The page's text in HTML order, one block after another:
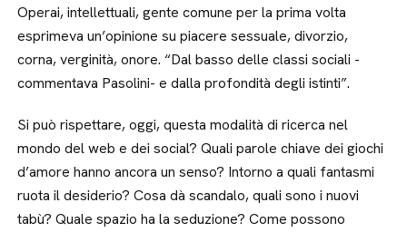
Operai, intellettuali, gente comune per la prima volta
esprimeva un’opinione su piacere sessuale, divorzio,
corna, verginità, onore. “Dal basso delle classi sociali -
commentava Pasolini- e dalla profondità degli istinti”.
Si può rispettare, oggi, questa modalità di ricerca nel
mondo del web e dei social? Quali parole chiave dei giochi
d’amore hanno ancora un senso? Intorno a quali fantasmi
ruota il desiderio? Cosa dà scandalo, quali sono i nuovi
tabù? Quale spazio ha la seduzione? Come possono